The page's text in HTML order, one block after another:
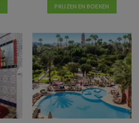
PRIJZEN EN BOEKEN